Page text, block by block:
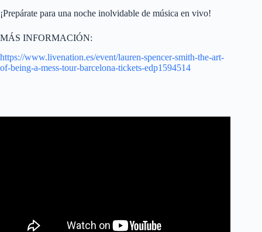
¡Prepárate para una noche inolvidable de música en vivo!
MÁS INFORMACIÓN:
https://www.livenation.es/event/lauren-spencer-smith-the-art-
of-being-a-mess-tour-barcelona-tickets-edp1594514